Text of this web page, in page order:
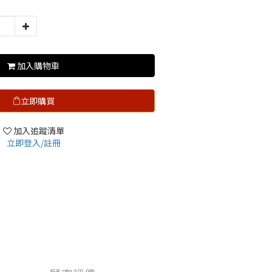
加入購物車
立即購買
加入追蹤清單
立即登入/註冊